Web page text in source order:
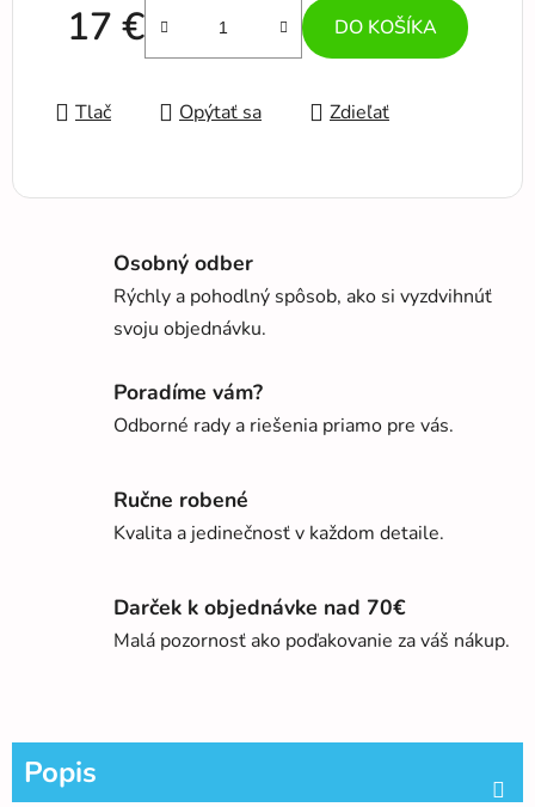
17 €
Jednotková cena:
DO KOŠÍKA
Tlač Opýtať sa Zdieľať
Osobný odber
Rýchly a pohodlný spôsob, ako si vyzdvihnúť
svoju objednávku.
Poradíme vám?
Odborné rady a riešenia priamo pre vás.
Ručne robené
Kvalita a jedinečnosť v každom detaile.
Darček k objednávke nad 70€
Malá pozornosť ako poďakovanie za váš nákup.
Popis